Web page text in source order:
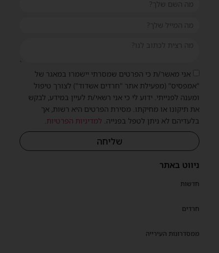
ניווט באתר
חדשות
חרדים
ממסדרונות העירייה
אני מאשר/ת כי הפרטים שמסרתי יישמרו במאגר של
"אמפסיס" (מפעילת אתר "חרדים אשדוד") לצורך טיפול
ומענה לפנייתי. ידוע לי כי אני רשאי/ת לעיין במידע, לבקש
את תיקונו או מחיקתו. מסירת הפרטים היא רשות, אך
בלעדיהם לא ניתן לטפל בפנייה. למדיניות הפרטיות.
שליחה